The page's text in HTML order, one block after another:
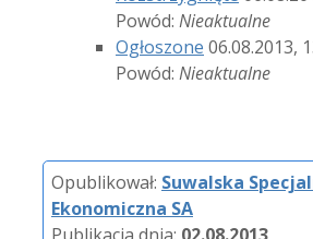
Powód: Nieaktualne
Ogłoszone 06.08.2013,
Powód: Nieaktualne
Opublikował: Suwalska
Ekonomiczna SA